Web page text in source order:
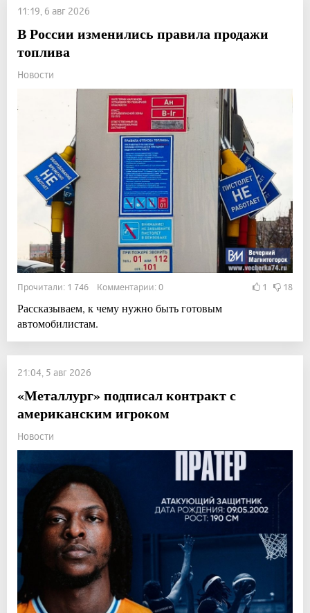
11:19, 6 авг 2026
В России изменились правила продажи
топлива
Новости
Прочитали: 1 746 Комментарии: 0 1 18
Рассказываем, к чему нужно быть готовым
автомобилистам.
21:04, 5 авг 2026
«Металлург» подписал контракт с
американским игроком
Новости